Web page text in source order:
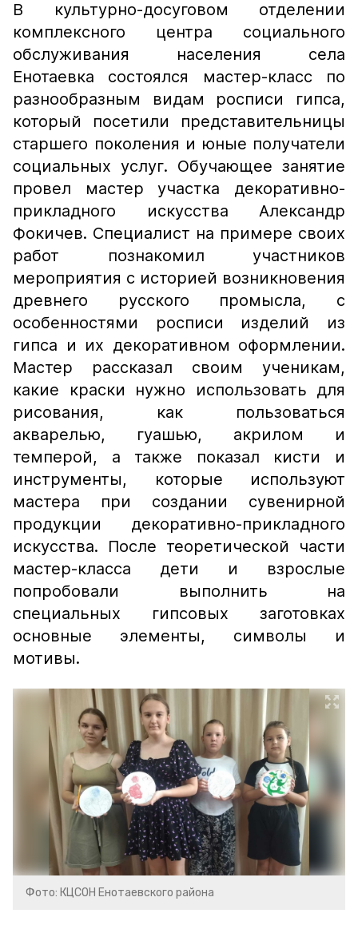
В культурно-досуговом отделении
комплексного центра социального
обслуживания населения села
Енотаевка состоялся мастер-класс по
разнообразным видам росписи гипса,
который посетили представительницы
старшего поколения и юные получатели
социальных услуг. Обучающее занятие
провел мастер участка декоративно-
прикладного искусства Александр
Фокичев. Специалист на примере своих
работ познакомил участников
мероприятия с историей возникновения
древнего русского промысла, с
особенностями росписи изделий из
гипса и их декоративном оформлении.
Мастер рассказал своим ученикам,
какие краски нужно использовать для
рисования, как пользоваться
акварелью, гуашью, акрилом и
темперой, а также показал кисти и
инструменты, которые используют
мастера при создании сувенирной
продукции декоративно-прикладного
искусства. После теоретической части
мастер-класса дети и взрослые
попробовали выполнить на
специальных гипсовых заготовках
основные элементы, символы и
мотивы.
Фото: КЦСОН Енотаевского района